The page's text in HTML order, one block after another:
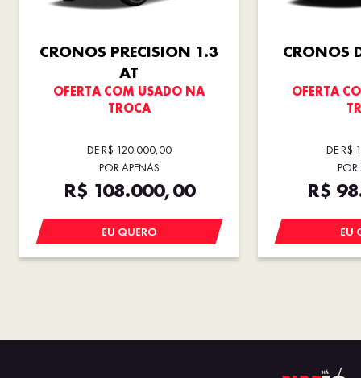
CRONOS PRECISION 1.3
AT
OFERTA COM USADO NA
TROCA
DE R$ 120.000,00
POR APENAS
R$ 108.000,00
EU QUERO
CRONOS
OFERTA
DE R$
POR
R$
EU